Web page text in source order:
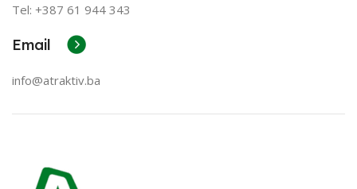
Tel: +387 61 944 343
Email
info@atraktiv.ba